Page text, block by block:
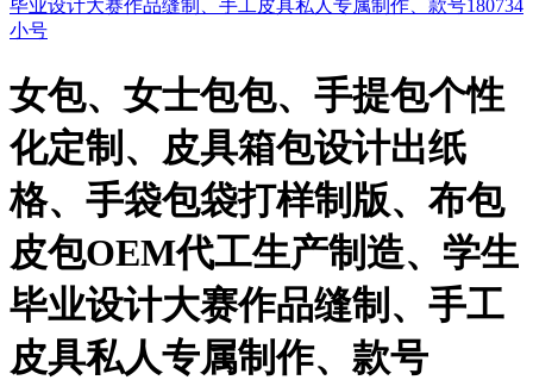
女包、女士包包、手提包个性
化定制、皮具箱包设计出纸
格、手袋包袋打样制版、布包
皮包OEM代工生产制造、学生
毕业设计大赛作品缝制、手工
皮具私人专属制作、款号